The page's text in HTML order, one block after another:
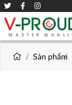
Sản phẩm